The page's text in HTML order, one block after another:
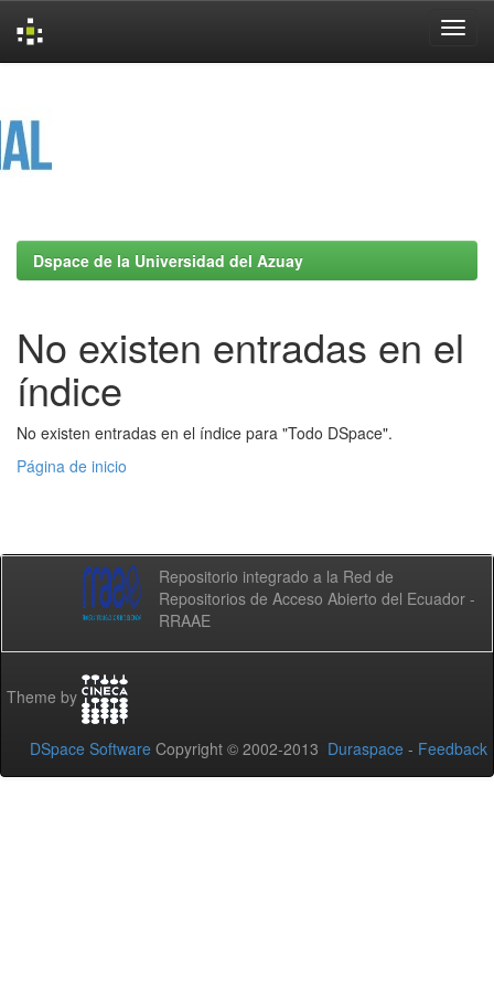
Dspace de la Universidad del Azuay
No existen entradas en el
índice
No existen entradas en el índice para "Todo DSpace".
Página de inicio
Repositorio integrado a la Red de
Repositorios de Acceso Abierto del Ecuador -
RRAAE
Theme by
DSpace Software Copyright © 2002-2013 Duraspace - Feedback